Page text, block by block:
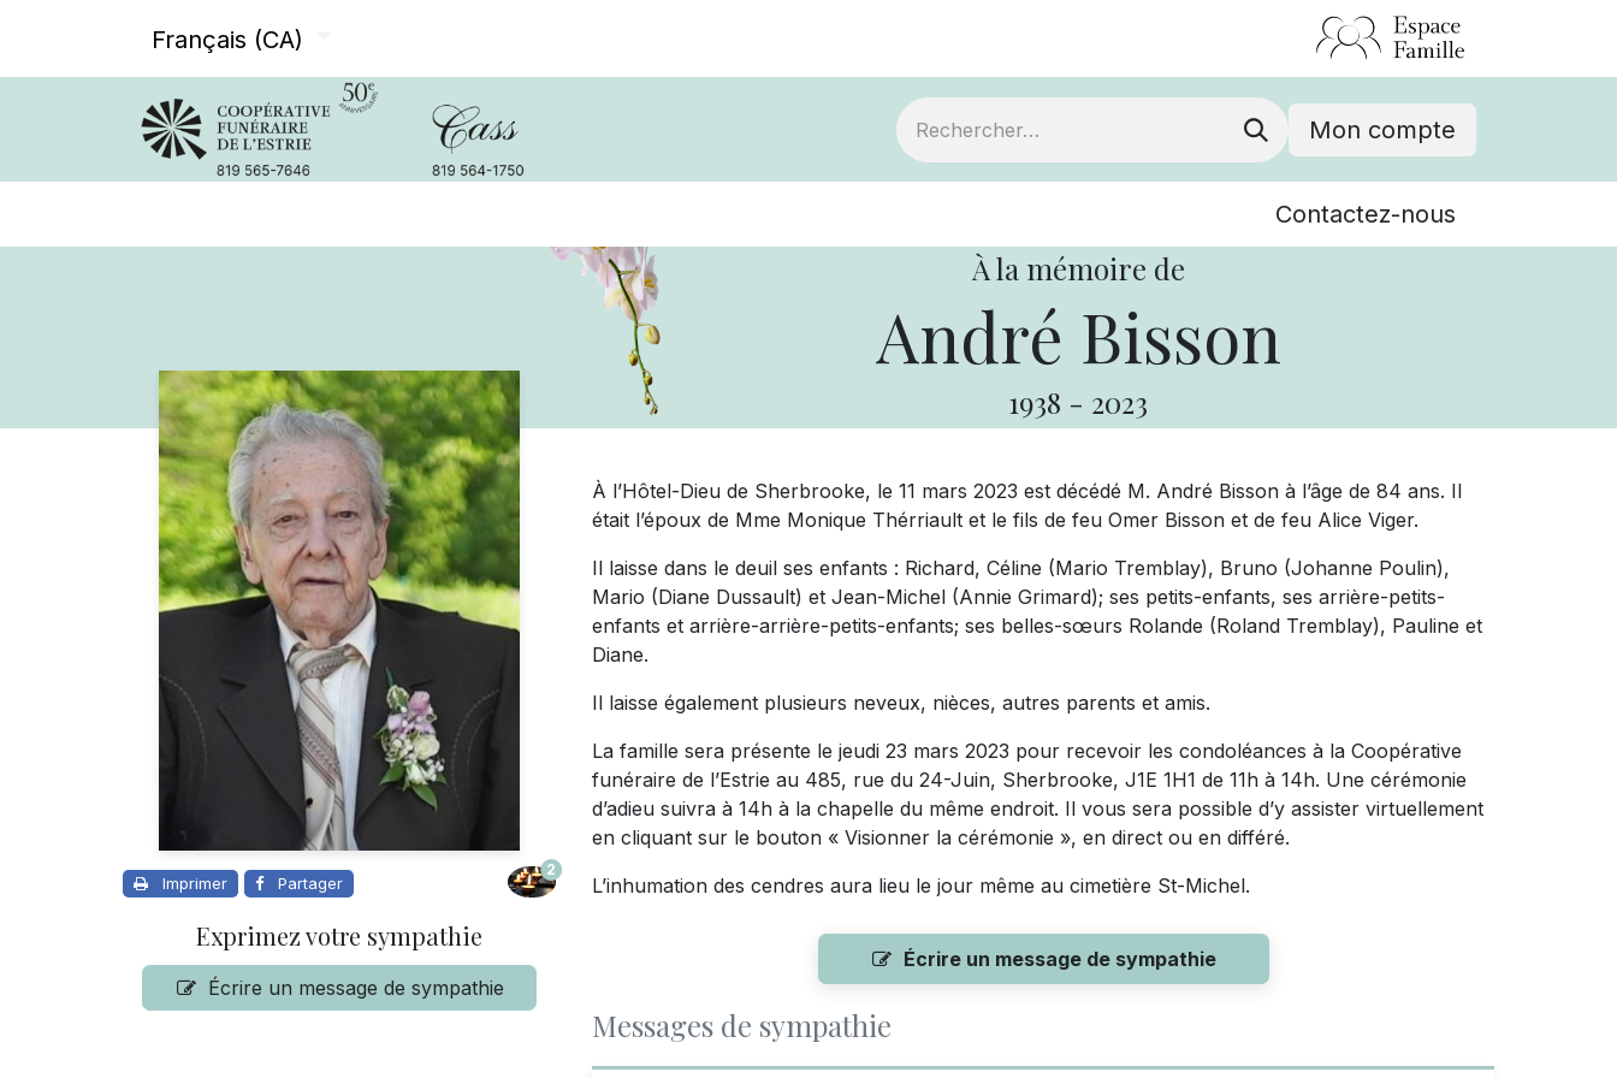
Français (CA)
Mon compte
Événements
Contactez-nous
À la mémoire de
André Bisson
1938 - 2023
Imprimer Partager
2
Exprimez votre sympathie
Écrire un message de sympathie
À l’Hôtel-Dieu de Sherbrooke, le 11 mars 2023 est décédé M. André Bisson à l’âge de 84 ans. Il
était l’époux de Mme Monique Thérriault et le fils de feu Omer Bisson et de feu Alice Viger.
Il laisse dans le deuil ses enfants : Richard, Céline (Mario Tremblay), Bruno (Johanne Poulin),
Mario (Diane Dussault) et Jean-Michel (Annie Grimard); ses petits-enfants, ses arrière-petits-
enfants et arrière-arrière-petits-enfants; ses belles-sœurs Rolande (Roland Tremblay), Pauline et
Diane.
Il laisse également plusieurs neveux, nièces, autres parents et amis.
La famille sera présente le jeudi 23 mars 2023 pour recevoir les condoléances à la Coopérative
funéraire de l’Estrie au 485, rue du 24-Juin, Sherbrooke, J1E 1H1 de 11h à 14h. Une cérémonie
d’adieu suivra à 14h à la chapelle du même endroit. Il vous sera possible d’y assister virtuellement
en cliquant sur le bouton « Visionner la cérémonie », en direct ou en différé.
L’inhumation des cendres aura lieu le jour même au cimetière St-Michel.
Écrire un message de sympathie
Messages de sympathie